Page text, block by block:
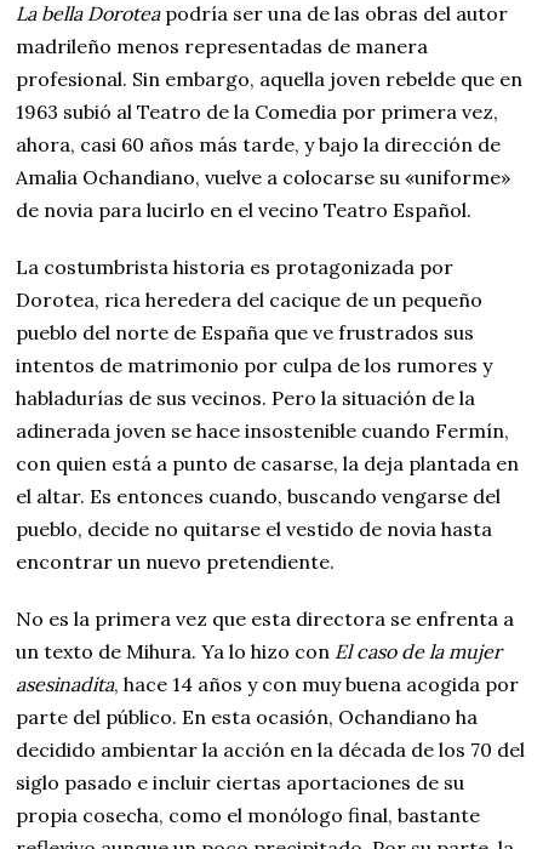
La bella Doroteapodría ser una de las obras del autor
madrileño menos representadas de manera
profesional. Sin embargo, aquella joven rebelde que en
1963 subió al Teatro de la Comedia por primera vez,
ahora, casi 60 años más tarde, y bajo la dirección de
Amalia Ochandiano, vuelve a colocarse su «uniforme»
de novia para lucirlo en el vecino Teatro Español.
La costumbrista historia es protagonizada por
Dorotea, rica heredera del cacique de un pequeño
pueblo del norte de España que ve frustrados sus
intentos de matrimonio por culpa de los rumores y
habladurías de sus vecinos. Pero la situación de la
adinerada joven se hace insostenible cuando Fermín,
con quien está a punto de casarse, la deja plantada en
el altar. Es entonces cuando, buscando vengarse del
pueblo, decide no quitarse el vestido de novia hasta
encontrar un nuevo pretendiente.
No es la primera vez que esta directora se enfrenta a
un texto de Mihura. Ya lo hizo con El caso de la mujer
asesinadita, hace 14 años y con muy buena acogida por
parte del público. En esta ocasión, Ochandiano ha
decidido ambientar la acción en la década de los 70 del
siglo pasado e incluir ciertas aportaciones de su
propia cosecha, como el monólogo final, bastante